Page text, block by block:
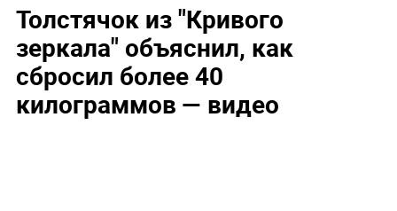
Толстячок из "Кривого
зеркала" объяснил, как
сбросил более 40
килограммов — видео